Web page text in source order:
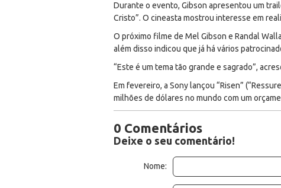
Durante o evento, Gibson apresentou um
Cristo”. O cineasta mostrou interesse em
O próximo filme de Mel Gibson e Randal
além disso indicou que já há vários
“Este é um tema tão grande e sagrado”,
Em fevereiro, a Sony lançou “Risen”
milhões de dólares no mundo com um
0 Comentários
Deixe o seu comentário!
Nome: